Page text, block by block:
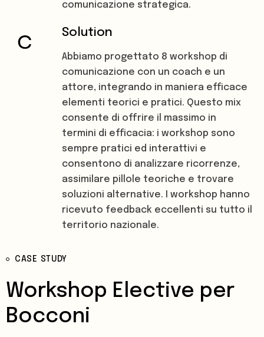
comunicazione strategica.
Solution
Abbiamo progettato 8 workshop di
comunicazione con un coach e un
attore, integrando in maniera efficace
elementi teorici e pratici. Questo mix
consente di offrire il massimo in
termini di efficacia: i workshop sono
sempre pratici ed interattivi e
consentono di analizzare ricorrenze,
assimilare pillole teoriche e trovare
soluzioni alternative. I workshop hanno
ricevuto feedback eccellenti su tutto il
territorio nazionale.
CASE STUDY
Workshop Elective per
Bocconi